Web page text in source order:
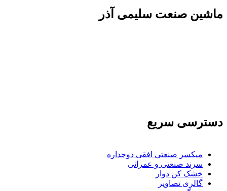
ماشين صنعت سليمی آذر
دسترسی سریع
میکسر صنعتی افقی دوجداره
سرند صنعتی و عمرانی
خشک کن دوار
گالری تصاویر